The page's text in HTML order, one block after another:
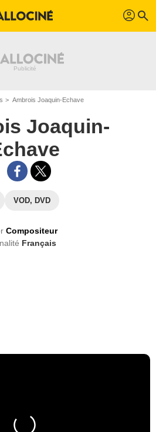
profil search
Ambrois Joaquin-Echave
Joaquin-
VOD, DVD
Compositeur
Français